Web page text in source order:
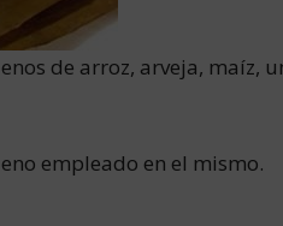
de arroz, arveja, maíz,
empleado en el mismo.